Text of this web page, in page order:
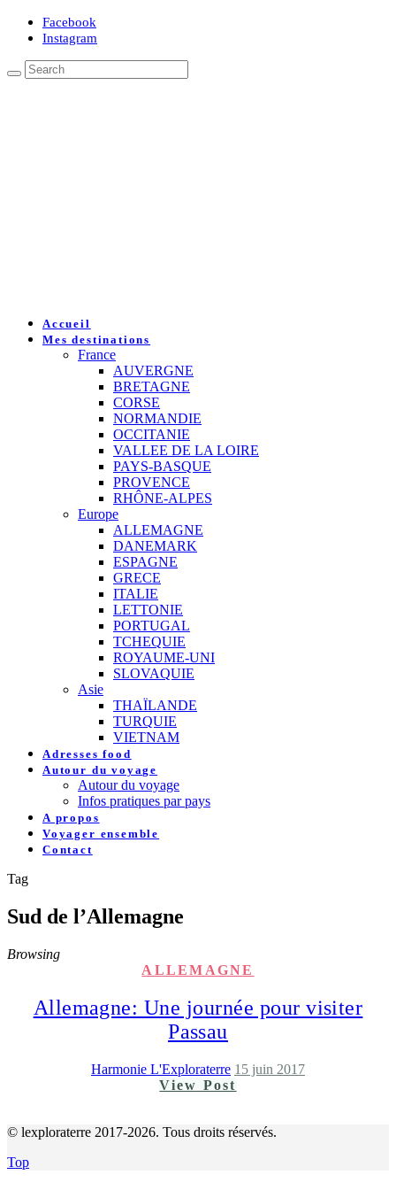
Facebook
Instagram
Accueil
Mes destinations
France
AUVERGNE
BRETAGNE
CORSE
NORMANDIE
OCCITANIE
VALLEE DE LA LOIRE
PAYS-BASQUE
PROVENCE
RHÔNE-ALPES
Europe
ALLEMAGNE
DANEMARK
ESPAGNE
GRECE
ITALIE
LETTONIE
PORTUGAL
TCHEQUIE
ROYAUME-UNI
SLOVAQUIE
Asie
THAÏLANDE
TURQUIE
VIETNAM
Adresses food
Autour du voyage
Autour du voyage
Infos pratiques par pays
A propos
Voyager ensemble
Contact
Tag
Sud de l’Allemagne
Browsing
ALLEMAGNE
Allemagne: Une journée pour visiter
Passau
Harmonie L'Exploraterre 15 juin 2017
View Post
© lexploraterre 2017-2026. Tous droits réservés.
Top